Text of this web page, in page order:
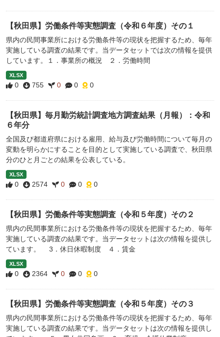
【秋田県】労働条件等実態調査（令和６年度）その１
県内の民間事業所における労働条件等の現状を把握するため、毎年
実施している調査の結果です。当データセットでは次の情報を提供
しています。１．事業所の概況 ２．労働時間
XLSX
0 755 0 0 0
【秋田県】毎月勤労統計調査地方調査結果（月報）：令和
６年分
全国及び都道府県における雇用、給与及び労働時間について毎月の
変動を明らかにすることを目的として実施している調査で、秋田県
分のひと月ごとの結果を公表している。
XLSX
0 2574 0 0 0
【秋田県】労働条件等実態調査（令和５年度）その２
県内の民間事業所における労働条件等の現状を把握するため、毎年
実施している調査の結果です。当データセットは次の情報を提供し
ています。 3．休日休暇制度 ４．賃金
XLSX
0 2364 0 0 0
【秋田県】労働条件等実態調査（令和５年度）その３
県内の民間事業所における労働条件等の現状を把握するため、毎年
実施している調査の結果です。当データセットは次の情報を提供し